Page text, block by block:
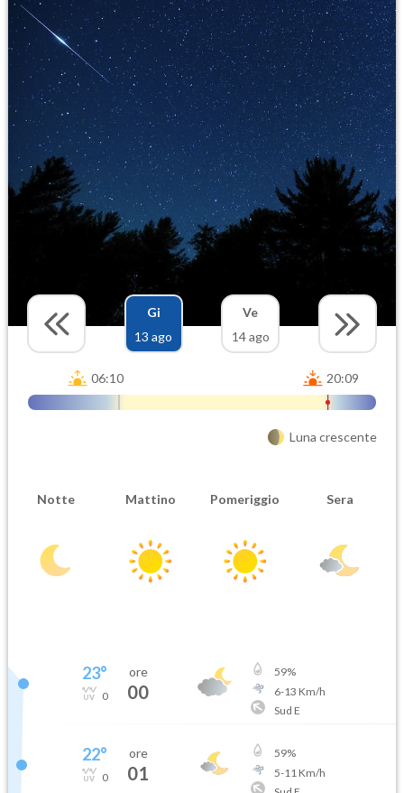
Gi
13 ago
Ve
14 ago
06:10 20:09
Luna crescente
Notte Mattino Pomeriggio Sera
23°
0
ore
00
59%
6-13 Km/h
Sud E
22°
0
ore
01
59%
5-11 Km/h